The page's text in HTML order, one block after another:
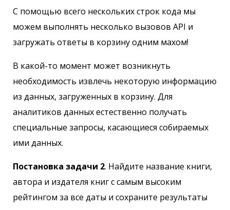
С помощью всего нескольких строк кода мы
можем выполнять несколько вызовов API и
загружать ответы в корзину одним махом!
В какой-то момент может возникнуть
необходимость извлечь некоторую информацию
из данных, загруженных в корзину. Для
аналитиков данных естественно получать
специальные запросы, касающиеся собираемых
ими данных.
Постановка задачи 2. Найдите название книги,
автора и издателя книг с самым высоким
рейтингом за все даты и сохраните результаты